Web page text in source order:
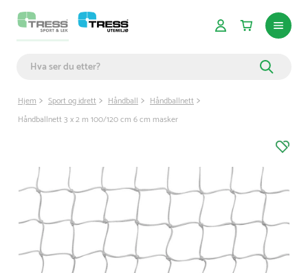
Hjem Sport og idrett Håndball
Håndballnett
Håndballnett 3 x 2 m 100/120 cm 6 cm masker